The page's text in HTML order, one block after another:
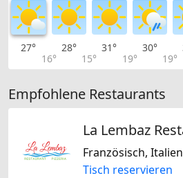
27°
16°
28°
15°
31°
19°
30°
19°
Empfohlene Restaurants
Tisch reservieren